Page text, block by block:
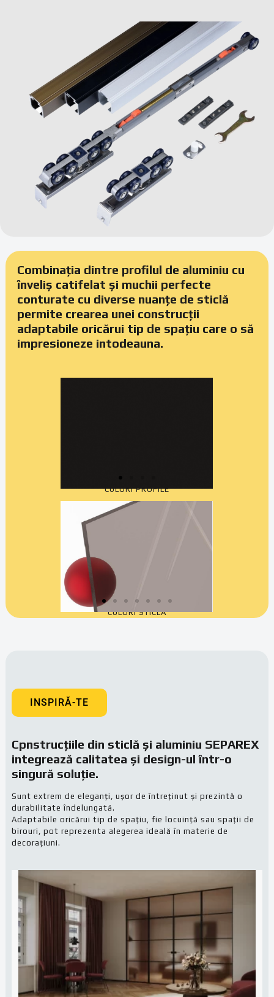
Combinația dintre profilul de aluminiu cu
înveliș catifelat și muchii perfecte
conturate cu diverse nuanțe de sticlă
permite crearea unei construcții
adaptabile oricărui tip de spațiu care o să
impresioneze intodeauna.
CULORI PROFILE
CULORI STICLĂ
INSPIRĂ-TE
Cpnstrucțiile din sticlă și aluminiu SEPAREX
integrează calitatea și design-ul într-o
singură soluție.
Sunt extrem de eleganți, ușor de întreținut și prezintă o
durabilitate îndelungată.
Adaptabile oricărui tip de spațiu, fie locuință sau spații de
birouri, pot reprezenta alegerea ideală în materie de
decorațiuni.